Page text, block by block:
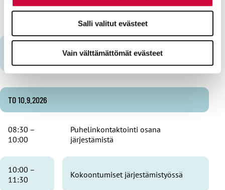
Salli valitut evästeet
Vain välttämättömät evästeet
15:00 –
Järjestämistarinoita
Päivällinen
TO 10.9.2026
08:30 –
10:00
Puhelinkontaktointi osana
järjestämistä
10:00 –
11:30
Kokoontumiset järjestämistyössä